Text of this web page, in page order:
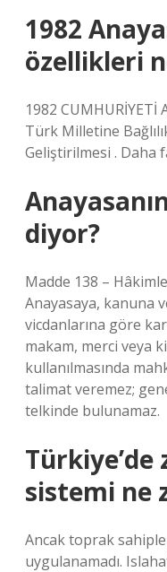
1982
özellikleri
1982
Türk Milletine
Geliştirilmesi . Daha
diyor?
Madde 138 –
Anayasaya, kanuna
vicdanlarına göre
makam, merci veya
kullanılmasında
talimat veremez;
telkinde bulunamaz.
Türkiye’de
sistemi ne
Ancak toprak
uygulanamadı.